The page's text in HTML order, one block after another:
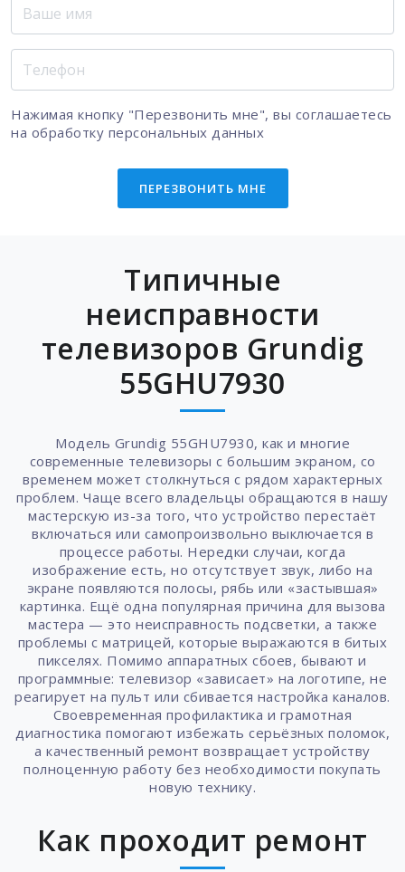
Нажимая кнопку "Перезвонить мне", вы соглашаетесь
на обработку персональных данных
ПЕРЕЗВОНИТЬ МНЕ
Типичные
неисправности
телевизоров Grundig
55GHU7930
Модель Grundig 55GHU7930, как и многие
современные телевизоры с большим экраном, со
временем может столкнуться с рядом характерных
проблем. Чаще всего владельцы обращаются в нашу
мастерскую из-за того, что устройство перестаёт
включаться или самопроизвольно выключается в
процессе работы. Нередки случаи, когда
изображение есть, но отсутствует звук, либо на
экране появляются полосы, рябь или «застывшая»
картинка. Ещё одна популярная причина для вызова
мастера — это неисправность подсветки, а также
проблемы с матрицей, которые выражаются в битых
пикселях. Помимо аппаратных сбоев, бывают и
программные: телевизор «зависает» на логотипе, не
реагирует на пульт или сбивается настройка каналов.
Своевременная профилактика и грамотная
диагностика помогают избежать серьёзных поломок,
а качественный ремонт возвращает устройству
полноценную работу без необходимости покупать
новую технику.
Как проходит ремонт